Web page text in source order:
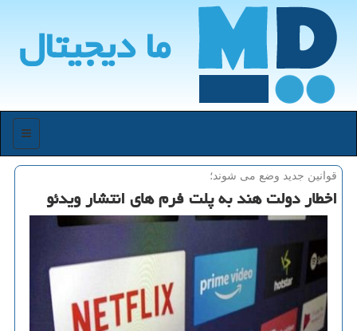
ما دیجیتال
منو
قوانین جدید وضع می شوند؛
اخطار دولت هند به پلت فرم های انتشار ویدئو